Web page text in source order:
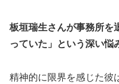
板垣瑞生さんが事務所を
っていた」という深い悩
精神的に限界を感じた彼